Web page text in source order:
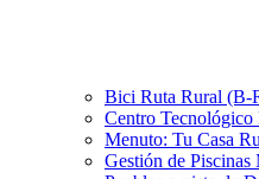
Bici Ruta Rural
Centro Tecnológico
Menuto: Tu Casa
Gestión de Piscinas